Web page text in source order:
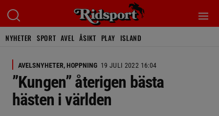
NYHETER SPORT AVEL ÅSIKT PLAY ISLAND
AVELSNYHETER, HOPPNING 19 JULI 2022 16:04
”Kungen” återigen bästa
hästen i världen